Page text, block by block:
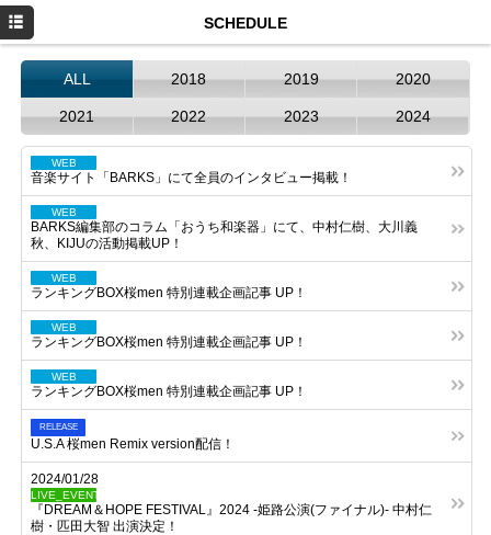
SCHEDULE
ALL 2018 2019 2020
2021 2022 2023 2024
WEB
音楽サイト「BARKS」にて全員のインタビュー掲載！
WEB
BARKS編集部のコラム「おうち和楽器」にて、中村仁樹、大川義
秋、KIJUの活動掲載UP！
WEB
ランキングBOX桜men 特別連載企画記事 UP！
WEB
ランキングBOX桜men 特別連載企画記事 UP！
WEB
ランキングBOX桜men 特別連載企画記事 UP！
RELEASE
U.S.A 桜men Remix version配信！
2024/01/28
LIVE_EVENT
『DREAM＆HOPE FESTIVAL』2024 -姫路公演(ファイナル)- 中村仁
樹・匹田大智 出演決定！
NEWS
SCHEDULE
お仕事のご依頼
YouTube
Instagram